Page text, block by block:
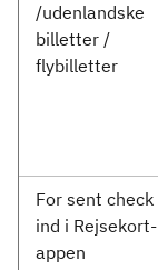
/udenlandske
billetter /
flybilletter
For sent check
ind i Rejsekort-
appen